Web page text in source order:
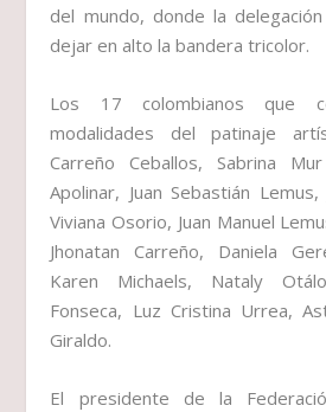
del mundo, donde la
dejar en alto la bandera tricolor.
Los 17 colombianos que
modalidades del patinaje
Carreño Ceballos, Sabrina
Apolinar, Juan Sebastián
Viviana Osorio, Juan Manuel
Jhonatan Carreño, Daniela
Karen Michaels, Nataly
Fonseca, Luz Cristina Urrea,
Giraldo.
El presidente de la